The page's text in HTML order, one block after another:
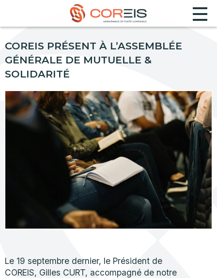
COREIS PRÉSENT À L’ASSEMBLÉE
GÉNÉRALE DE MUTUELLE &
SOLIDARITÉ
Le 19 septembre dernier, le Président de
COREIS, Gilles CURT, accompagné de notre